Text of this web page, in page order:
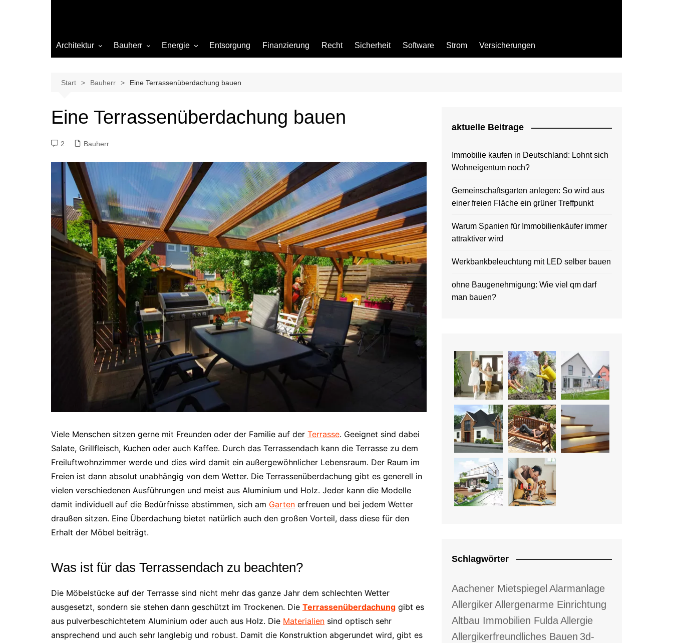
Architektur Bauherr
Beleuchtung
Büro
Materialien
Sanierung
Hygiene
Energie
Gas
Entsorgung Finanzierung Recht Sicherheit Software Strom Versicherungen
Start Bauherr Eine Terrassenüberdachung bauen
Eine Terrassenüberdachung bauen
2 Bauherr
Viele Menschen sitzen gerne mit Freunden oder der Familie auf der Terrasse. Geeignet sind dabei
Salate, Grillfleisch, Kuchen oder auch Kaffee. Durch das Terrassendach kann die Terrasse zu dem
Freiluftwohnzimmer werde und dies wird damit ein außergewöhnlicher Lebensraum. Der Raum im
Freien ist dann absolut unabhängig von dem Wetter. Die Terrassenüberdachung gibt es generell in
vielen verschiedenen Ausführungen und meist aus Aluminium und Holz. Jeder kann die Modelle
damit individuell auf die Bedürfnisse abstimmen, sich am Garten erfreuen und bei jedem Wetter
draußen sitzen. Eine Überdachung bietet natürlich auch den großen Vorteil, dass diese für den
Erhalt der Möbel beiträgt.
Was ist für das Terrassendach zu beachten?
Die Möbelstücke auf der Terrasse sind nicht mehr das ganze Jahr dem schlechten Wetter
ausgesetzt, sondern sie stehen dann geschützt im Trockenen. Die Terrassenüberdachung gibt es
aus pulverbeschichtetem Aluminium oder auch aus Holz. Die Materialien sind optisch sehr
ansprechend und auch sehr langlebig und robust. Damit die Konstruktion abgerundet wird, gibt es
aktuelle Beitrage
Immobilie kaufen in Deutschland: Lohnt sich
Wohneigentum noch?
Gemeinschaftsgarten anlegen: So wird aus
einer freien Fläche ein grüner Treffpunkt
Warum Spanien für Immobilienkäufer immer
attraktiver wird
Werkbankbeleuchtung mit LED selber bauen
ohne Baugenehmigung: Wie viel qm darf
man bauen?
Schlagwörter
Aachener Mietspiegel Alarmanlage
AllergikerAllergenarme Einrichtung
Altbau Immobilien FuldaAllergie
Allergikerfreundliches Bauen 3d-